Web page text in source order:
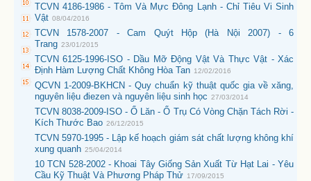
TCVN 4186-1986 - Tôm Và Mực Đông Lạnh - Chỉ Tiêu Vi Sinh
Vật 08/04/2016
TCVN 1578-2007 - Cam Quýt Hộp (Hà Nội 2007) - 6
Trang 23/01/2015
TCVN 6125-1996-ISO - Dầu Mỡ Động Vật Và Thực Vật - Xác
Định Hàm Lượng Chất Không Hòa Tan 12/02/2016
QCVN 1-2009-BKHCN - Quy chuẩn kỹ thuật quốc gia về xăng,
nguyên liệu điezen và nguyên liệu sinh học 27/03/2014
TCVN 8038-2009-ISO - Ổ Lăn - Ổ Trụ Có Vòng Chặn Tách Rời -
Kích Thước Bao 26/12/2015
TCVN 5970-1995 - Lập kế hoạch giám sát chất lượng không khí
xung quanh 25/04/2014
10 TCN 528-2002 - Khoai Tây Giống Sản Xuất Từ Hạt Lai - Yêu
Cầu Kỹ Thuật Và Phương Pháp Thử 17/09/2015